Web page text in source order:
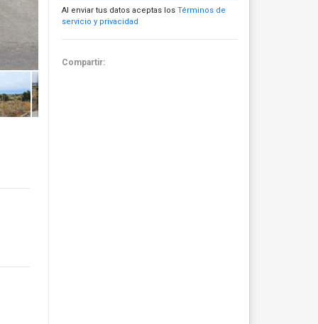
Al enviar tus datos aceptas los Términos de
servicio y privacidad
Compartir: